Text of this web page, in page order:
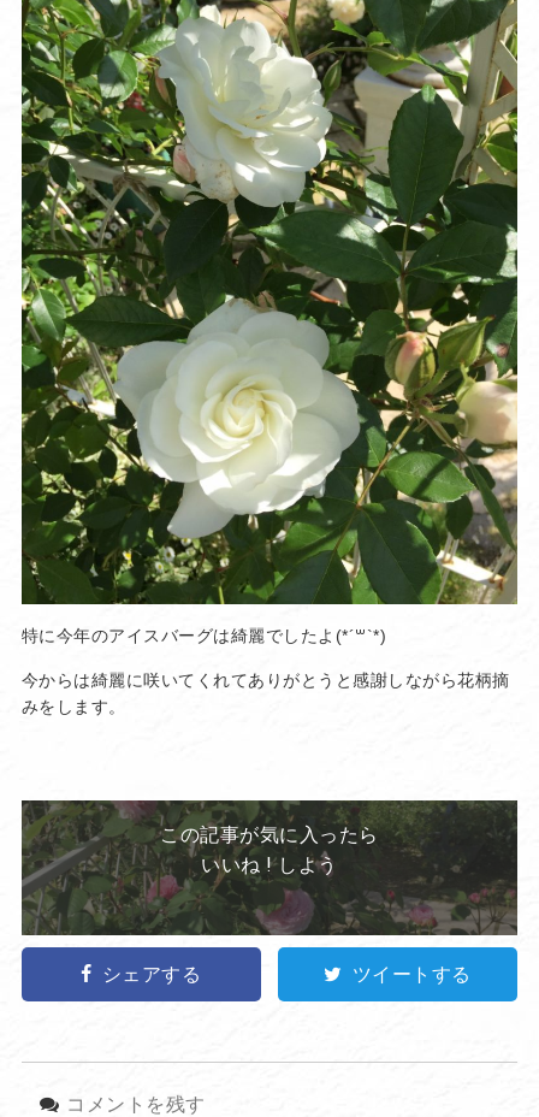
特に今年のアイスバーグは綺麗でしたよ(*´꒳`*)
今からは綺麗に咲いてくれてありがとうと感謝しながら花柄摘
みをします。
この記事が気に入ったら
いいね ! しよう
シェアする ツイートする
コメントを残す